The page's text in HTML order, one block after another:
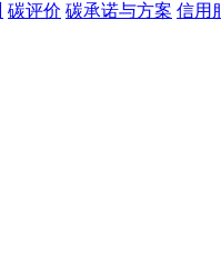
碳评价 碳承诺与方案 信用